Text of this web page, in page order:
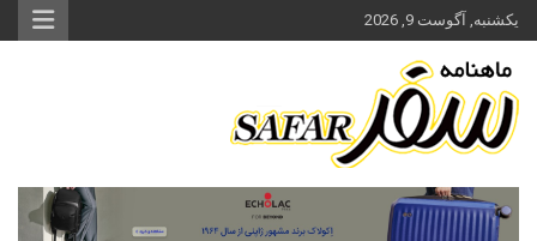
محتوا
بروید
یکشنبه, آگوست 9, 2026
سفر آنلاین